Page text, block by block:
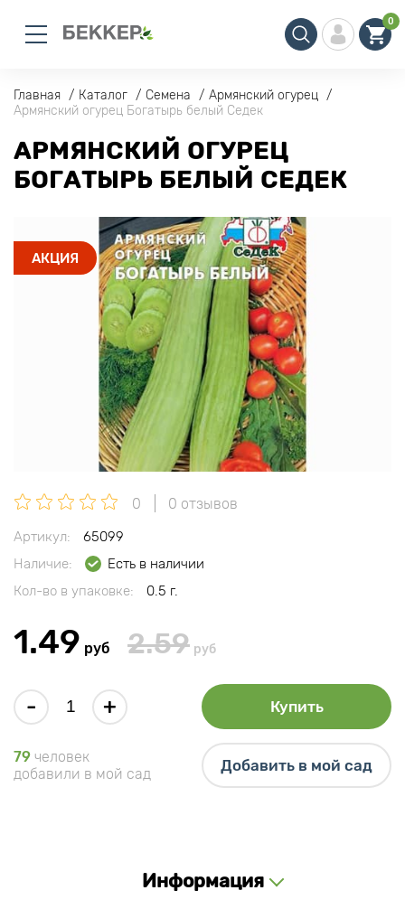
0
Главная Каталог Семена
Армянский огурец
Армянский огурец Богатырь белый Седек
АРМЯНСКИЙ ОГУРЕЦ
БОГАТЫРЬ БЕЛЫЙ СЕДЕК
АКЦИЯ
0 0 отзывов
Артикул:
65099
Наличие:
Есть в наличии
Кол-во в упаковке:
0.5 г.
1.49 руб 2.59 руб
- + Купить
79 человек
добавили в мой сад
Добавить в мой сад
Информация